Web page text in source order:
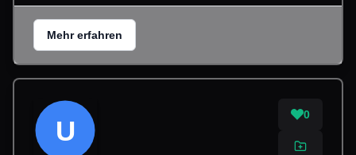
Mehr erfahren
U
0